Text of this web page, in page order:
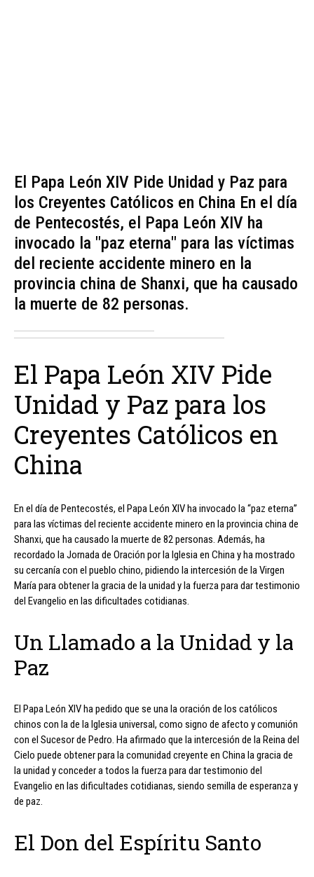
El Papa León XIV Pide Unidad y Paz para
los Creyentes Católicos en China En el día
de Pentecostés, el Papa León XIV ha
invocado la "paz eterna" para las víctimas
del reciente accidente minero en la
provincia china de Shanxi, que ha causado
la muerte de 82 personas.
El Papa León XIV Pide
Unidad y Paz para los
Creyentes Católicos en
China
En el día de Pentecostés, el Papa León XIV ha invocado la “paz eterna”
para las víctimas del reciente accidente minero en la provincia china de
Shanxi, que ha causado la muerte de 82 personas. Además, ha
recordado la Jornada de Oración por la Iglesia en China y ha mostrado
su cercanía con el pueblo chino, pidiendo la intercesión de la Virgen
María para obtener la gracia de la unidad y la fuerza para dar testimonio
del Evangelio en las dificultades cotidianas.
Un Llamado a la Unidad y la
Paz
El Papa León XIV ha pedido que se una la oración de los católicos
chinos con la de la Iglesia universal, como signo de afecto y comunión
con el Sucesor de Pedro. Ha afirmado que la intercesión de la Reina del
Cielo puede obtener para la comunidad creyente en China la gracia de
la unidad y conceder a todos la fuerza para dar testimonio del
Evangelio en las dificultades cotidianas, siendo semilla de esperanza y
de paz.
El Don del Espíritu Santo